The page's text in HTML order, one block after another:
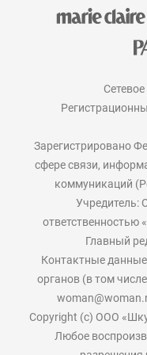
Зарегистрировано
сфере связи,
коммуникаций
Учредитель:
ответственностью
Главный
Контактные
органов (в том
Copyright (с) ООО
Любое